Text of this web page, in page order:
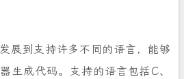
展到支持许多不同的语言，能够
生成代码。支持的语言包括C、